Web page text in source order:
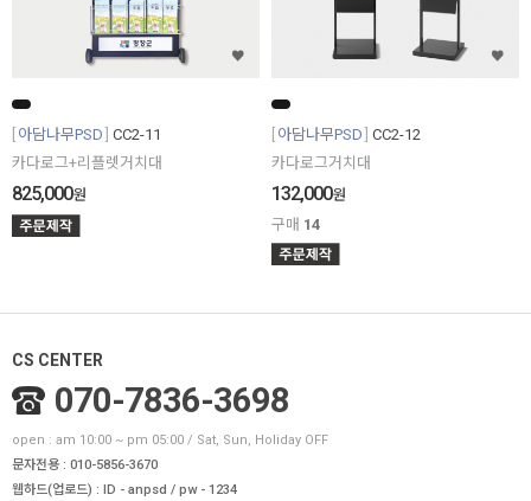
아담나무PSD CC2-11
카다로그+리플렛거치대
825,000원
아담나무PSD CC2-12
카다로그거치대
132,000원
구매 14
CS CENTER
070-7836-3698
open : am 10:00 ~ pm 05:00 / Sat, Sun, Holiday OFF
문자전용 : 010-5856-3670
웹하드(업로드) : ID - anpsd / pw - 1234